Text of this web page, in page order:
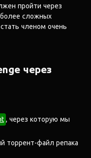
пройти через
сложных
членом очень
через
, через которую мы
торрент-файл репака